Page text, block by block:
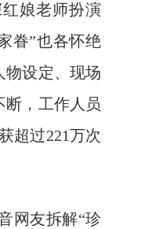
娘老师扮演
眷”也各怀绝
物设定、现场
断，工作人员
超过221万次
网友拆解“珍